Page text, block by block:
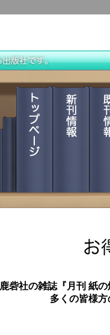
鹿砦社の雑誌『月刊 紙
多くの皆様